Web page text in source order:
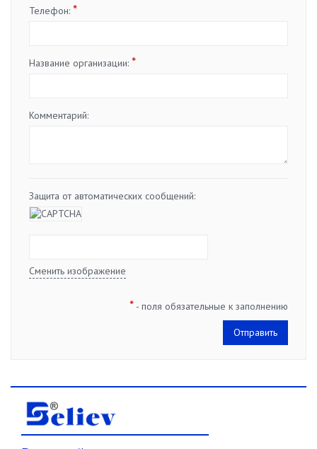
Телефон: *
Название организации: *
Комментарий:
Защита от автоматических сообщений:
Сменить изображение
* - поля обязательные к заполнению